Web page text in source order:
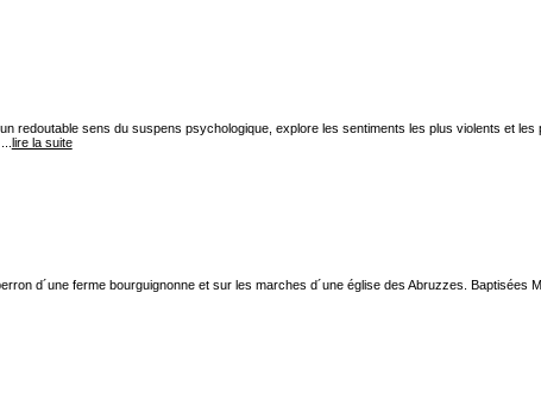
redoutable sens du suspens psychologique, explore les sentiments les plus violents et
lire la suite
d´une ferme bourguignonne et sur les marches d´une église des Abruzzes.